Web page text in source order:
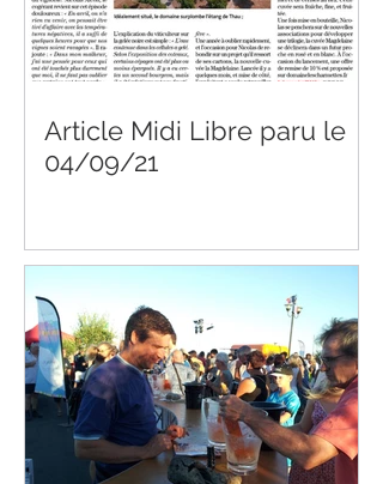
Article Midi Libre paru le
04/09/21